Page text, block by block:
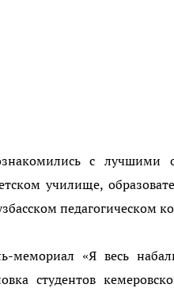
с лучшими
училище,
педагогическом
мемориал «Я весь
студентов